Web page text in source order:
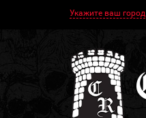
Укажите ваш город